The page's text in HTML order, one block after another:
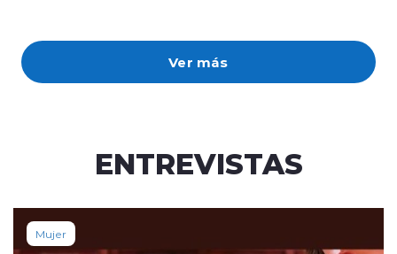
Ver más
ENTREVISTAS
Mujer